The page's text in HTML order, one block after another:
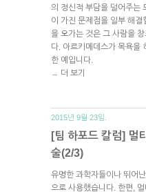
의 정신적 부담을 덜어주는
이 가진 문제점을 일부 해
을 오가는 것은 그 사람을
다. 아르키메데스가 목욕을
한 예입니다.
→ 더 보기
2015년 9월 23일.
[팀 하포드 칼럼] 멀
술(2/3)
유명한 과학자들이나 뛰어
으로 사용했습니다. 한편,